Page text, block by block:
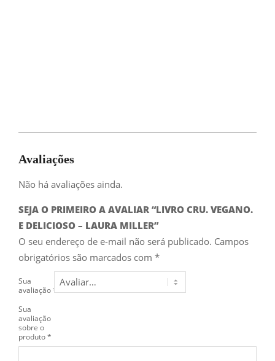
Avaliações
Não há avaliações ainda.
SEJA O PRIMEIRO A AVALIAR “LIVRO CRU. VEGANO.
E DELICIOSO – LAURA MILLER”
O seu endereço de e-mail não será publicado. Campos
obrigatórios são marcados com *
Sua
avaliação*
Sua
avaliação
sobre o
produto*